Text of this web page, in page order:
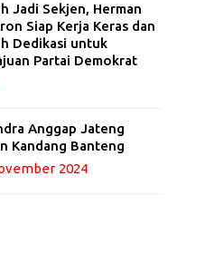
Jadi Sekjen, Herman
Siap Kerja Keras dan
Dedikasi untuk
Partai Demokrat
Anggap Jateng
Kandang Banteng
2024